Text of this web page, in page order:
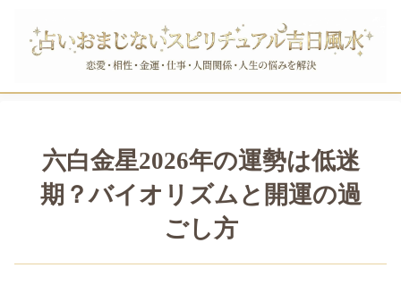
六白金星2026年の運勢は低迷
期？バイオリズムと開運の過
ごし方